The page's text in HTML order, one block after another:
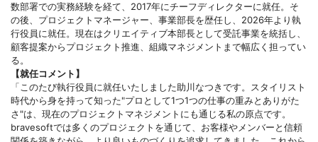
数部署での実務経験を経て、2017年にチーフディレクターに就任。そ
の後、プロジェクトマネージャー、事業部長を歴任し、2026年より執
行役員に就任。現在はクリエイティブ本部長として受託事業を統括し、
顧客提案からプロジェクト推進、組織マネジメントまで幅広く担ってい
る。
【就任コメント】
「このたび執行役員に就任いたしました助川なつきです。スタイリスト
時代から身を持って知った"プロとして1つ1つの仕事の重みとありがた
さ"は、現在のプロジェクトマネジメントにも通じる私の原点です。
bravesoftでは多くのプロジェクトを通じて、お客様やメンバーと信頼